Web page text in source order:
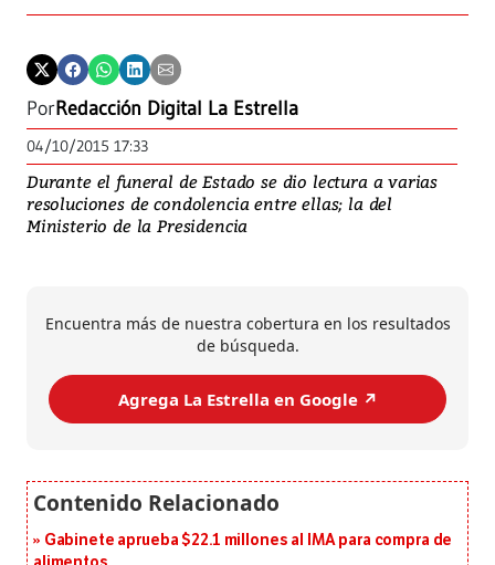
PorRedacción Digital La Estrella
04/10/2015 17:33
Durante el funeral de Estado se dio lectura a varias
resoluciones de condolencia entre ellas; la del
Ministerio de la Presidencia
Encuentra más de nuestra cobertura en los resultados
de búsqueda.
Agrega La Estrella en Google ↗️
Gabinete aprueba $22.1 millones al IMA para compra de